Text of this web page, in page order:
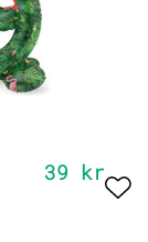
39 kr